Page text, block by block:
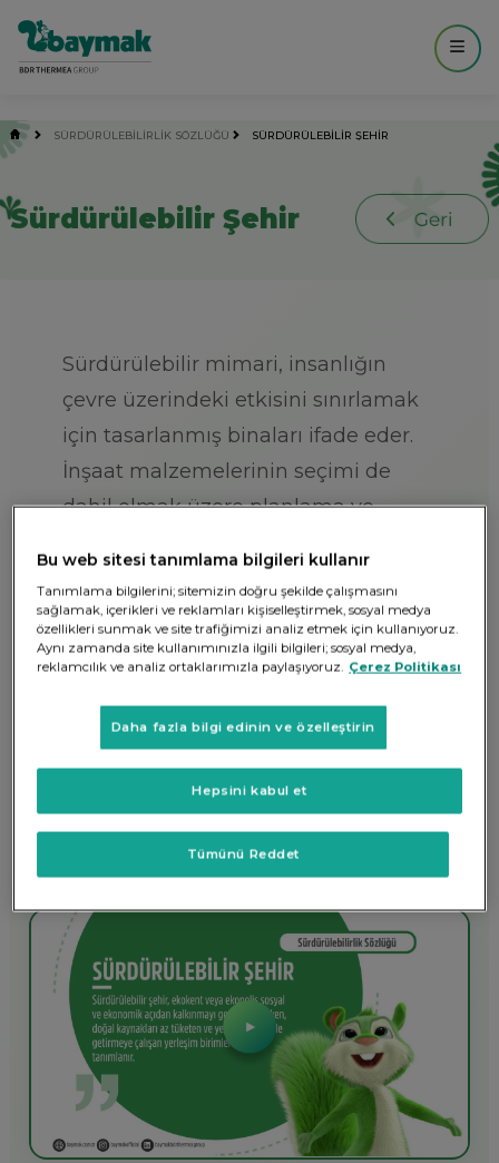
SÜRDÜRÜLEBİLİRLİK SÖZLÜĞÜ SÜRDÜRÜLEBILIR ŞEHIR
Sürdürülebilir Şehir
Sürdürülebilir mimari, insanlığın
çevre üzerindeki etkisini sınırlamak
için tasarlanmış binaları ifade eder.
İnşaat malzemelerinin seçimi de
dahil olmak üzere planlama ve
soğutma, atık ve havalandırma
sistemlerinin tasarımı, uygulaması,
dahil her süreci çevrenin iyiliği
gözeterek hayata geçirir.
Bu web sitesi tanımlama bilgileri kullanır
Tanımlama bilgilerini; sitemizin doğru şekilde çalışmasını
sağlamak, içerikleri ve reklamları kişiselleştirmek, sosyal medya
özellikleri sunmak ve site trafiğimizi analiz etmek için kullanıyoruz.
Aynı zamanda site kullanımınızla ilgili bilgileri; sosyal medya,
reklamcılık ve analiz ortaklarımızla paylaşıyoruz. Çerez Politikası
Daha fazla bilgi edinin ve özelleştirin
Tümünü Reddet
Hepsini kabul et